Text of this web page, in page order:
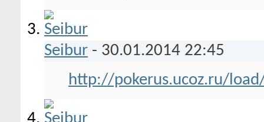
Seibur - 30.01.2014 22:45
http://pokerus.ucoz.ru/